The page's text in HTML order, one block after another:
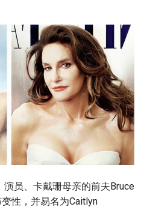
员、卡戴珊母亲的前夫Bruce
性，并易名为Caitlyn